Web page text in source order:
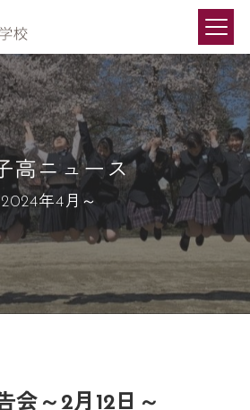
高ニュース
2024年4月～
会～2月12日～